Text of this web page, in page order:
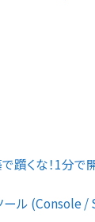
躓くな！1分で
ル (Console